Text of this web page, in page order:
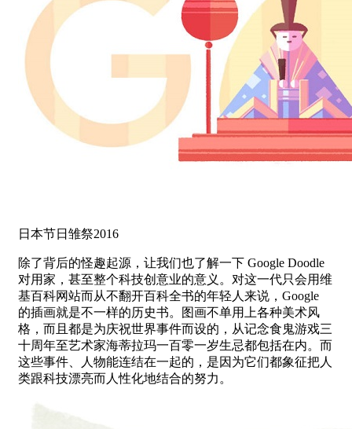
日本节日雏祭2016
除了背后的怪趣起源，让我们也了解一下 Google Doodle
对用家，甚至整个科技创意业的意义。对这一代只会用维
基百科网站而从不翻开百科全书的年轻人来说，Google
的插画就是不一样的历史书。图画不单用上各种美术风
格，而且都是为庆祝世界事件而设的，从记念食鬼游戏三
十周年至艺术家海蒂拉玛一百零一岁生忌都包括在内。而
这些事件、人物能连结在一起的，是因为它们都象征把人
类跟科技漂亮而人性化地结合的努力。